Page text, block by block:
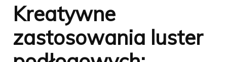
Kreatywne
zastosowania luster